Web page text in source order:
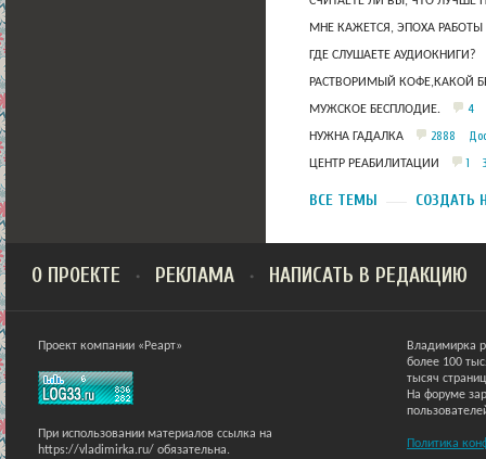
МНЕ КАЖЕТСЯ, ЭПОХА
ГДЕ СЛУШАЕТЕ АУДИОКНИГИ?
РАСТВОРИМЫЙ КОФЕ,КАКОЙ
МУЖСКОЕ БЕСПЛОДИЕ. 4
НУЖНА ГАДАЛКА 2888
ЦЕНТР РЕАБИЛИТАЦИИ 1
ВСЕ ТЕМЫ СОЗДАТЬ
О ПРОЕКТЕ РЕКЛАМА НАПИСАТЬ В РЕДАКЦИЮ
Проект компании «Реарт»
При использовании материалов ссылка на
https://vladimirka.ru/ обязательна.
Владимирка
более 100
тысяч
На форуме
Политика